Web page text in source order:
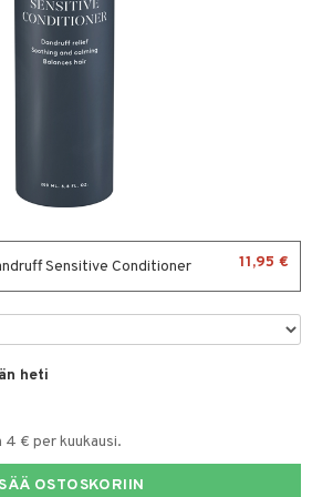
Sensitive Conditioner 11,95 €
heti
4 € per kuukausi.
OSTOSKORIIN